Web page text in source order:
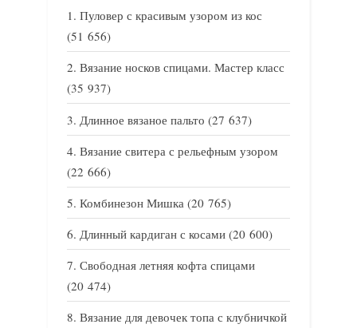
Пуловер с красивым узором из кос
(51 656)
Вязание носков спицами. Мастер класс
(35 937)
Длинное вязаное пальто (27 637)
Вязание свитера с рельефным узором
(22 666)
Комбинезон Мишка (20 765)
Длинный кардиган с косами (20 600)
Свободная летняя кофта спицами
(20 474)
Вязание для девочек топа с клубничкой